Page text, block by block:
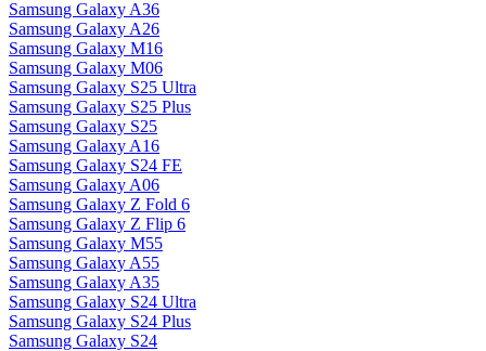
Samsung Galaxy A36
Samsung Galaxy A26
Samsung Galaxy M16
Samsung Galaxy M06
Samsung Galaxy S25 Ultra
Samsung Galaxy S25 Plus
Samsung Galaxy S25
Samsung Galaxy A16
Samsung Galaxy S24 FE
Samsung Galaxy A06
Samsung Galaxy Z Fold 6
Samsung Galaxy Z Flip 6
Samsung Galaxy M55
Samsung Galaxy A55
Samsung Galaxy A35
Samsung Galaxy S24 Ultra
Samsung Galaxy S24 Plus
Samsung Galaxy S24